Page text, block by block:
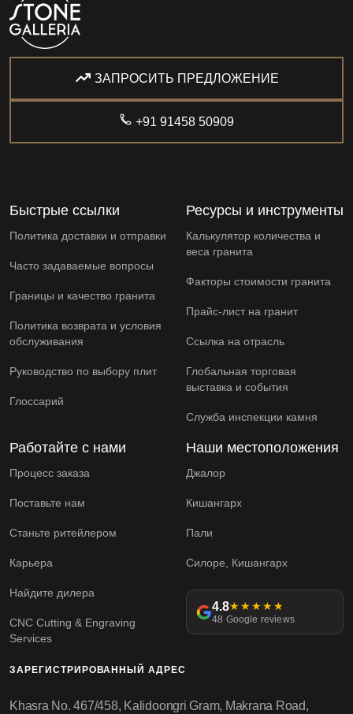
ЗАПРОСИТЬ ПРЕДЛОЖЕНИЕ
+91 91458 50909
Быстрые ссылки
Политика доставки и отправки
Часто задаваемые вопросы
Границы и качество гранита
Политика возврата и условия
обслуживания
Руководство по выбору плит
Глоссарий
Ресурсы и инструменты
Калькулятор количества и
веса гранита
Факторы стоимости гранита
Прайс-лист на гранит
Ссылка на отрасль
Глобальная торговая
выставка и события
Служба инспекции камня
Работайте с нами
Процесс заказа
Поставьте нам
Станьте ритейлером
Карьера
Найдите дилера
CNC Cutting & Engraving
Services
Наши местоположения
Джалор
Кишангарх
Пали
Силоре, Кишангарх
4.8★★★★★
48 Google reviews
ЗАРЕГИСТРИРОВАННЫЙ АДРЕС
Khasra No. 467/458, Kalidoongri Gram, Makrana Road,